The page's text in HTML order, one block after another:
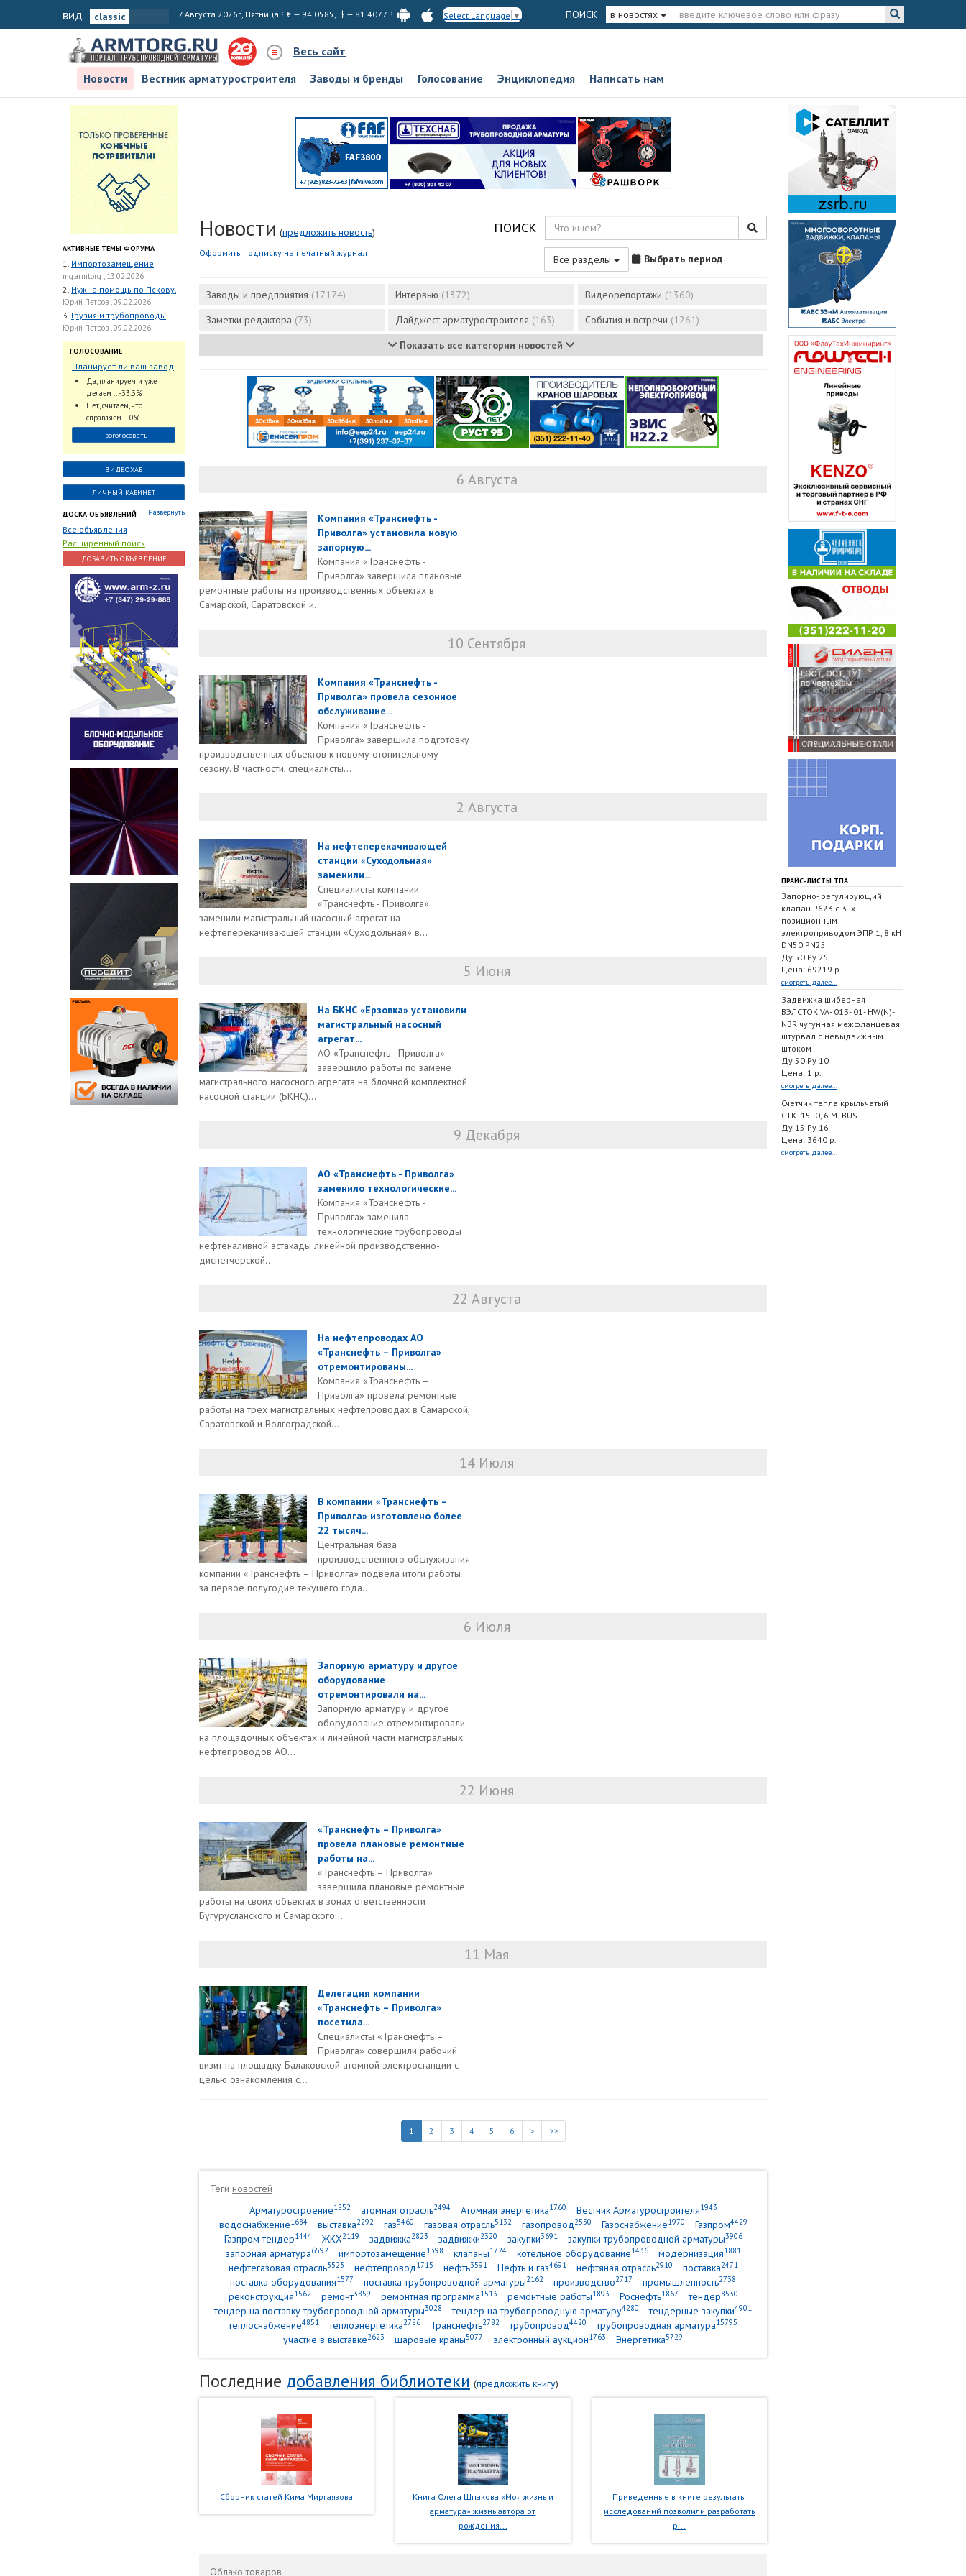
вид 7 Августа 2026г, Пятница € — 94.0585, $ — 81.4077 Select Language ▼ ПОИСК в новостях
Весь сайт
Новости
Вестник арматуростроителя Заводы и бренды Голосование Энциклопедия Написать нам
АКТИВНЫЕ ТЕМЫ ФОРУМА
1. Импортозамещение
mg.armtorg , 13.02.2026
2. Нужна помощь по Пскову.
Юрий Петров , 09.02.2026
3. Грузия и трубопроводы
Юрий Петров , 09.02.2026
ГОЛОСОВАНИЕ
Планирует ли ваш завод
использовать
промышленный
интеллект и цифровые
заказы для ускорения
обработки заказов и
оперативной отгрузки
продукции конечному
потребителю?
Да, планируем и уже
делаем ...-33.3%
Нет, считаем, что
справляем...-0%
Проголосовать
ВИДЕОХАБ
ЛИЧНЫЙ КАБИНЕТ
ДОСКА ОБЪЯВЛЕНИЙ Развернуть
Все объявления
Расширенный поиск
ДОБАВИТЬ ОБЪЯВЛЕНИЕ
Новости (предложить новость)
Оформить подписку на печатный журнал
ПОИСК
Все разделы Выбрать период
Заводы и предприятия (17174) Интервью (1372) Видеорепортажи (1360)
Заметки редактора (73) Дайджест арматуростроителя (163) События и встречи (1261)
Показать все категории новостей
6 Августа
Компания «Транснефть -
Приволга» установила новую
запорную...
Компания «Транснефть -
Приволга» завершила плановые
ремонтные работы на производственных объектах в
Самарской, Саратовской и...
10 Сентября
Компания «Транснефть -
Приволга» провела сезонное
обслуживание...
Компания «Транснефть -
Приволга» завершила подготовку
производственных объектов к новому отопительному
сезону. В частности, специалисты...
2 Августа
На нефтеперекачивающей
станции «Суходольная»
заменили...
Специалисты компании
«Транснефть - Приволга»
заменили магистральный насосный агрегат на
нефтеперекачивающей станции «Суходольная» в...
5 Июня
На БКНС «Ерзовка» установили
магистральный насосный
агрегат...
АО «Транснефть - Приволга»
завершило работы по замене
магистрального насосного агрегата на блочной комплектной
насосной станции (БКНС)...
9 Декабря
АО «Транснефть - Приволга»
заменило технологические...
Компания «Транснефть -
Приволга» заменила
технологические трубопроводы
нефтеналивной эстакады линейной производственно-
диспетчерской...
22 Августа
На нефтепроводах АО
«Транснефть – Приволга»
отремонтированы...
Компания «Транснефть –
Приволга» провела ремонтные
работы на трех магистральных нефтепроводах в Самарской,
Саратовской и Волгоградской...
14 Июля
В компании «Транснефть –
Приволга» изготовлено более
22 тысяч...
Центральная база
производственного обслуживания
компании «Транснефть – Приволга» подвела итоги работы
за первое полугодие текущего года....
6 Июля
Запорную арматуру и другое
оборудование
отремонтировали на...
Запорную арматуру и другое
оборудование отремонтировали
на площадочных объектах и линейной части магистральных
нефтепроводов АО...
22 Июня
«Транснефть – Приволга»
провела плановые ремонтные
работы на...
«Транснефть – Приволга»
завершила плановые ремонтные
работы на своих объектах в зонах ответственности
Бугурусланского и Самарского...
11 Мая
Делегация компании
«Транснефть – Приволга»
посетила...
Специалисты «Транснефть –
Приволга» совершили рабочий
визит на площадку Балаковской атомной электростанции с
целью ознакомления с...
1 2 3 4 5 6 > >>
Теги новостей
Арматуростроение1852 атомная отрасль2494 Атомная энергетика1760 Вестник Арматуростроителя1943
водоснабжение1684 выставка2292 газ5460 газовая отрасль5132 газопровод2550 Газоснабжение1970 Газпром4429
Газпром тендер1444 ЖКХ2119 задвижка2823 задвижки2320 закупки3691 закупки трубопроводной арматуры3906
запорная арматура6592 импортозамещение1398 клапаны1724 котельное оборудование1436 модернизация1881
нефтегазовая отрасль3523 нефтепровод1715 нефть3591 Нефть и газ4691 нефтяная отрасль2910 поставка2471
поставка оборудования1577 поставка трубопроводной арматуры2162 производство2717 промышленность2738
реконструкция1562 ремонт3859 ремонтная программа1513 ремонтные работы1893 Роснефть1867 тендер8530
тендер на поставку трубопроводной арматуры3028 тендер на трубопроводную арматуру4280 тендерные закупки4901
теплоснабжение4851 теплоэнергетика2786 Транснефть2782 трубопровод4420 трубопроводная арматура15795
участие в выставке2623 шаровые краны5077 электронный аукцион1763 Энергетика5729
Последние добавления библиотеки (предложить книгу)
Сборник статей Кима Миргаязова
Книга Олега Шпакова «Моя жизнь и
арматура» жизнь автора от
рождения...
Приведенные в книге результаты
исследований позволили разработать
р...
Облакотоваров
ПРАЙС-ЛИСТЫ ТПА
Запорно- регулирующий
клапан Р623 с 3- х
позиционным
электроприводом ЭПР 1, 8 кН
DN50 PN25
Ду 50 Ру 25
Цена: 69219 р.
смотреть далее...
Задвижка шиберная
ВЭЛСТОК VA- 013- 01- HW(N)-
NBR чугунная межфланцевая
штурвал с невыдвижным
штоком
Ду 50 Ру 10
Цена: 1 р.
смотреть далее...
Счетчик тепла крыльчатый
СТК- 15- 0, 6 M- BUS
Ду 15 Ру 16
Цена: 3640 р.
смотреть далее...